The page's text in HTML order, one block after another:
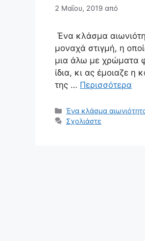
2 Μαΐου, 2019 από
Ένα κλάσμα
μοναχά στιγμή, η
μια άλω με χρώματα
ίδια, κι ας έμοιαζε η
της … Περισσότερα
Κατηγορίες
Ένα κλάσμα
Σχολιάστε